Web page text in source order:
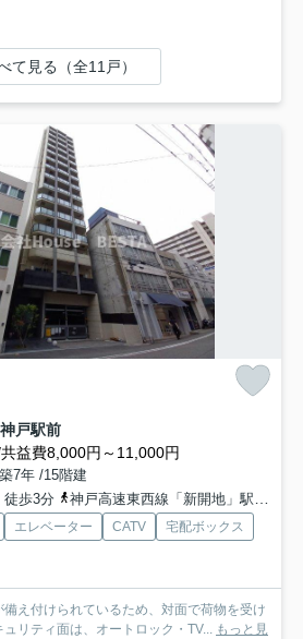
て見る（全11戸）
戸駅前
益費8,000円～11,000円
7年 /15階建
徒歩3分
神戸高速東西線「新開地」駅 徒歩8分
エレベーター CATV
宅配ボックス
え付けられているため、対面で荷物を受け
リティ面は、オートロック・TV...
もっと見